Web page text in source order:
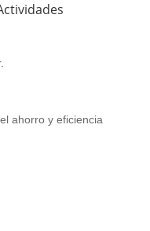
ahorro y eficiencia